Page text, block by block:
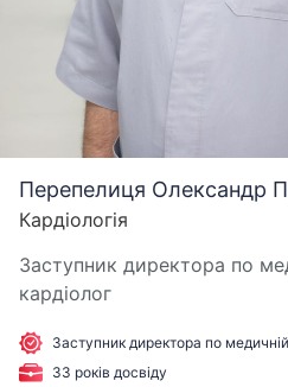
Перепелиця Олександр
Кардіологія
Заступник директора по
кардіолог
Заступник директора по
33 років досвіду